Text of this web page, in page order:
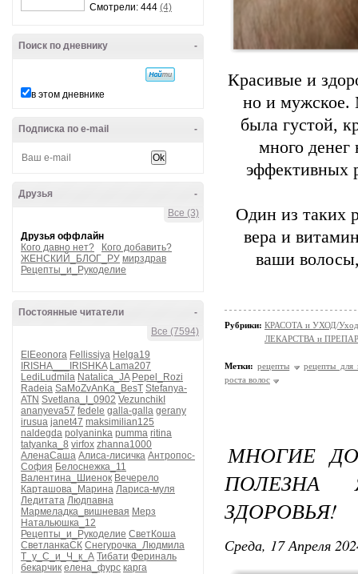
Смотрели: 444 (4)
-
Поиск по дневнику
в этом дневнике
-
Подписка по e-mail
-
Друзья
Все (3)
Друзья оффлайн
Кого давно нет?
Кого добавить?
ЖЕНСКИЙ_БЛОГ_РУ мирздрав
Рецепты_и_Рукоделие
-
Постоянные читатели
Все (7594)
ElEeonora Fellissiya Helga19
IRISHA___IRISHKA Lama207
LediLudmila Natalica_JA Pepel_Rozi
Radeia SaMoZvAnKa_BesT Stefanya-
ATN Svetlana_I_0902 VezunchikI
ananyeva57 fedele galla-galla gerany
irusua janet47 maksimilian125
naldegda polyaninka pumma ritina
tatyanka_8 virfox zhanna1000
АленаСаша Алиса-лисичка Антропос-
София Белоснежка_11
Валентина_Шиенок Вечерело
Карташова_Марина Лариса-муля
Ледитата Людпавна
Мармеладка_вишневая Мерз
Натальюшка_12
Рецепты_и_Рукоделие СветКоша
СветланкаСК Снегурочка_Людмила
Т_у_С_и_Ч_к_А Тибати Фериналь
бекарчик елена_фурс карга
Красивые и
но и мужское.
была густой,
много денег
эффективных
Один из таких
вера и
ваши
Рубрики: КРАСОТА и УХОД/Уход
ЛЕКАРСТВА и
Метки: рецепты
рецепты для
роста волос
МНОГИЕ
ПОЛЕЗНА
ЗДОРОВЬЯ!
Среда, 17 Апреля